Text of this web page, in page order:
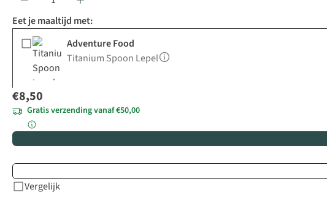
Eet je maaltijd met:
Adventure Food
Titanium Spoon Lepel
€8,50
Gratis verzending vanaf €50,00
Vergelijk